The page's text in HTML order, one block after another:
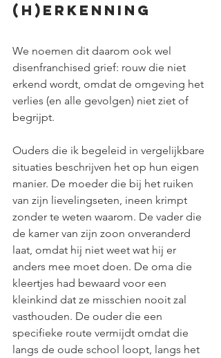
(H)Erkenning
We noemen dit daarom ook wel
disenfranchised grief: rouw die niet
erkend wordt, omdat de omgeving het
verlies (en alle gevolgen) niet ziet of
begrijpt.
Ouders die ik begeleid in vergelijkbare
situaties beschrijven het op hun eigen
manier. De moeder die bij het ruiken
van zijn lievelingseten, ineen krimpt
zonder te weten waarom. De vader die
de kamer van zijn zoon onveranderd
laat, omdat hij niet weet wat hij er
anders mee moet doen. De oma die
kleertjes had bewaard voor een
kleinkind dat ze misschien nooit zal
vasthouden. De ouder die een
specifieke route vermijdt omdat die
langs de oude school loopt, langs het